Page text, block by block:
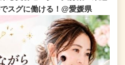
スグに働ける！@愛媛県